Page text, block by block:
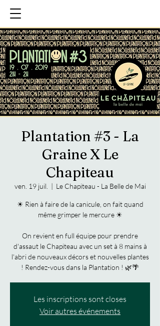
Plantation #3 - La
Graine X Le
Chapiteau
ven. 19 juil.
  |
Le Chapiteau - La Belle de Mai
☀ Rien à faire de la canicule, on fait quand
même grimper le mercure ☀
On revient en full équipe pour prendre
d'assaut le Chapiteau avec un set à 8 mains à
l'abri de nouveaux décors et nouvelles plantes
! Rendez-vous dans la Plantation ! 🌿🌴
Les inscriptions sont closes
Voir autres événements